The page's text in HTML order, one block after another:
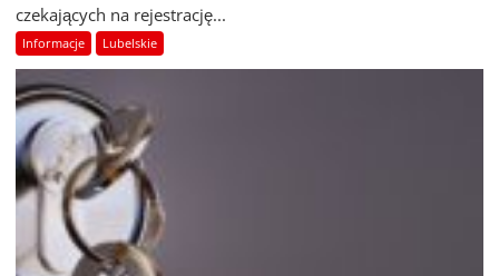
czekających na rejestrację...
Informacje Lubelskie